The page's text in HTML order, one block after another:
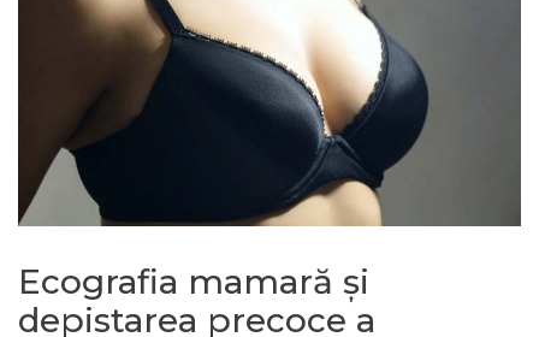
Ecografia mamară și
depistarea precoce a